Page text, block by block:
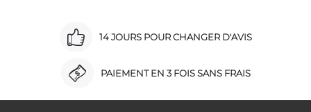
14 JOURS POUR CHANGER D'AVIS
PAIEMENT EN 3 FOIS SANS FRAIS